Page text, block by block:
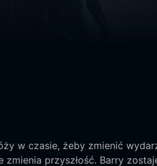
w czasie, żeby zmienić
przyszłość. Barry